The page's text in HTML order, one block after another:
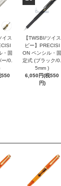
イス
・固
/0.
550
【TWSBI/ツイス
ビー】PRECISI
ON ペンシル・固
定式 (ブラック/0.
5mm )
6,050円(税550
円)